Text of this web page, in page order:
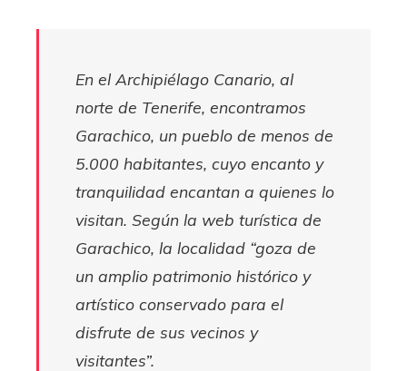
En el Archipiélago Canario, al
norte de Tenerife, encontramos
Garachico, un pueblo de menos de
5.000 habitantes, cuyo encanto y
tranquilidad encantan a quienes lo
visitan. Según la web turística de
Garachico, la localidad “goza de
un amplio patrimonio histórico y
artístico conservado para el
disfrute de sus vecinos y
visitantes”.